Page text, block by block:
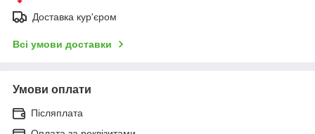
Доставка кур'єром
Всі умови доставки
Умови оплати
Післяплата